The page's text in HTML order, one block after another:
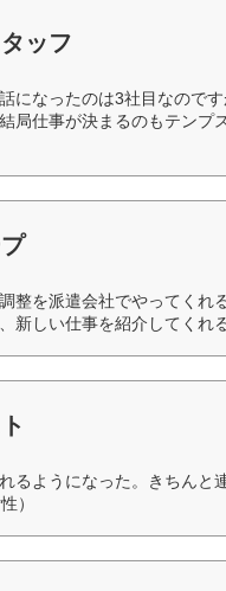
ッフ
になったのは3社目なので
局仕事が決まるのもテンプ
整を派遣会社でやってくれ
新しい仕事を紹介してくれ
るようになった。きちんと
）